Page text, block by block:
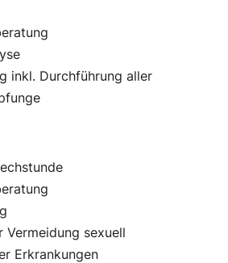
inkl. Durchführung aller
Vermeidung sexuell
Erkrankungen